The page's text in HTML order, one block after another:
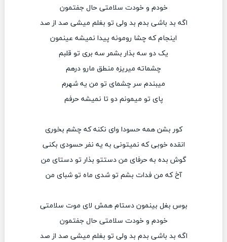
خودم و خودت سلامتی حال جفتمون
اگه بد باشی بدم بد ولی تو بغلم میشی صد از صد
اینجام که چشا رومونه پیدا نمیشه عینمون
یک دو سه بذار بشمر سه بری تو قلبم
چشماته میریزه منطق مارو درهم
میبندم سر چشمای تو من یه شهرم
پای تو میمونم دو تا نمیشه حرفم
کور بشن همه حسودا وای نکنه که چشم بخوری
انقده خوبی که نمیتونی به یه نفر حسودی بکنی
گوش بده به حرفای من دستتو بذار تو دستای من
آخ که من فدات بشم تو شدی ماه تو شبای من
بوس بغل بینمون دستام همش لای موت سلامتی
خودم و خودت سلامتی حال جفتمون
اگه بد باشی بدم بد ولی تو بغلم میشی صد از صد